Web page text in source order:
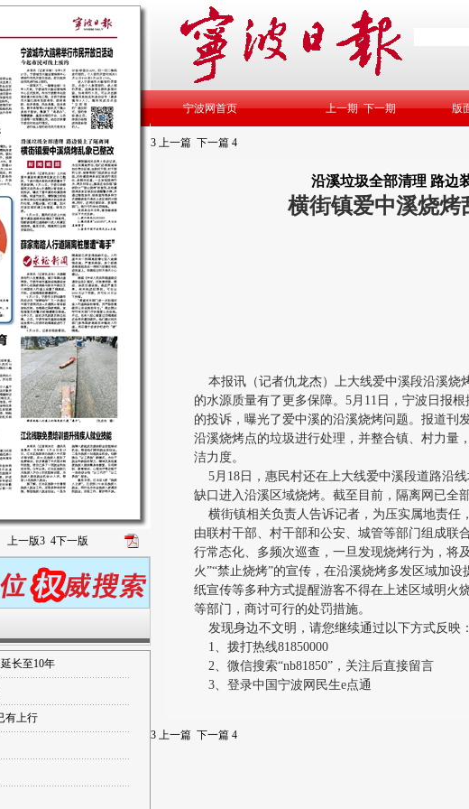
上一版3 4下一版
长至10年
有上行
宁波网首页 上一期 下一期 版
3 上一篇 下一篇 4
沿溪垃圾全部清理 路边
横街镇爱中溪烧烤
本报讯（记者仇龙杰）上大线爱中溪段沿溪烧
的水源质量有了更多保障。5月11日，宁波日报
的投诉，曝光了爱中溪的沿溪烧烤问题。报道刊
沿溪烧烤点的垃圾进行处理，并整合镇、村力量
洁力度。
5月18日，惠民村还在上大线爱中溪段道路沿
缺口进入沿溪区域烧烤。截至目前，隔离网已全
横街镇相关负责人告诉记者，为压实属地责任
由联村干部、村干部和公安、城管等部门组成联
行常态化、多频次巡查，一旦发现烧烤行为，将
火”“禁止烧烤”的宣传，在沿溪烧烤多发区域加
纸宣传等多种方式提醒游客不得在上述区域明火
等部门，商讨可行的处罚措施。
发现身边不文明，请您继续通过以下方式反映：
1、拨打热线81850000
2、微信搜索“nb81850”，关注后直接留言
3、登录中国宁波网民生e点通
3 上一篇 下一篇 4